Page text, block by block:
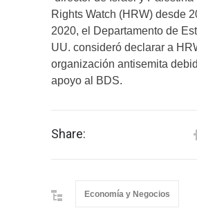
Rights Watch (HRW) desde
2020, el Departamento de
UU. consideró declarar a
organización antisemita
apoyo al BDS.
Share:
Economía y Negocios